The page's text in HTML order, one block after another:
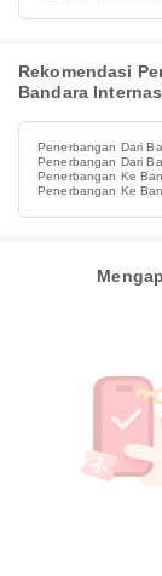
Rekomendasi
Bandara
Penerbangan Dari
Penerbangan Dari
Penerbangan Ke
Penerbangan Ke